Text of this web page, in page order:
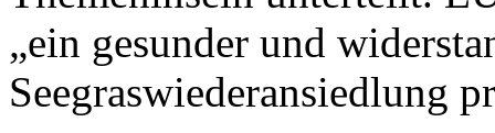
„ein gesunder und
Seegraswiederansiedlung